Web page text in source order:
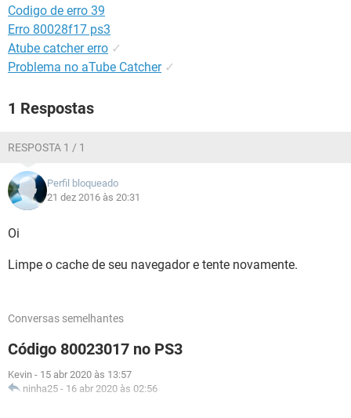
Codigo de erro 39
Erro 80028f17 ps3
Atube catcher erro ✓
Problema no aTube Catcher ✓
1 Respostas
RESPOSTA 1 / 1
Perfil bloqueado
21 dez 2016 às 20:31
Oi
Limpe o cache de seu navegador e tente novamente.
Conversas semelhantes
Código 80023017 no PS3
Kevin - 15 abr 2020 às 13:57
ninha25 - 16 abr 2020 às 02:56